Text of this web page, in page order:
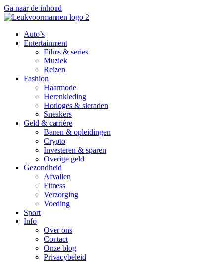
Ga naar de inhoud
Auto’s
Entertainment
Films & series
Muziek
Reizen
Fashion
Haarmode
Herenkleding
Horloges & sieraden
Sneakers
Geld & carrière
Banen & opleidingen
Crypto
Investeren & sparen
Overige geld
Gezondheid
Afvallen
Fitness
Verzorging
Voeding
Sport
Info
Over ons
Contact
Onze blog
Privacybeleid